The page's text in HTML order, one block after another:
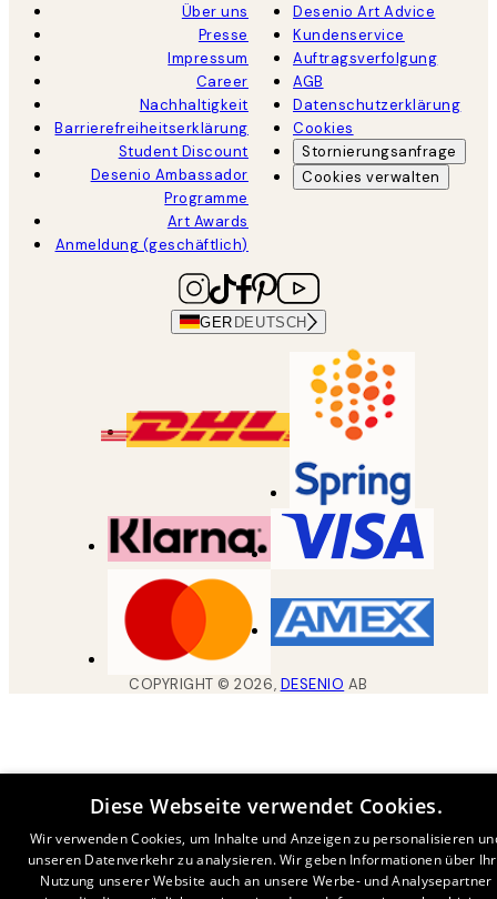
Über uns
Presse
Impressum
Career
Nachhaltigkeit
Barrierefreiheitserklärung
Student Discount
Desenio Ambassador
Programme
Art Awards
Anmeldung (geschäftlich)
Desenio Art Advice
Kundenservice
Auftragsverfolgung
AGB
Datenschutzerklärung
Cookies
Stornierungsanfrage
Cookies verwalten
GER DEUTSCH
COPYRIGHT ©2026, DESENIO AB
Diese Webseite verwendet Cookies.
Wir verwenden Cookies, um Inhalte und Anzeigen zu personalisieren
unseren Datenverkehr zu analysieren. Wir geben Informationen über
Nutzung unserer Website auch an unsere Werbe- und Analysepartner